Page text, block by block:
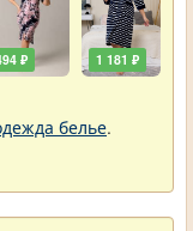
₽ 1 181 ₽
белье.